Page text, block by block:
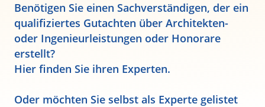
Benötigen Sie einen Sachverständigen, der ein
qualifiziertes Gutachten über Architekten-
oder Ingenieurleistungen oder Honorare
erstellt?
Hier finden Sie ihren Experten.
Oder möchten Sie selbst als Experte gelistet